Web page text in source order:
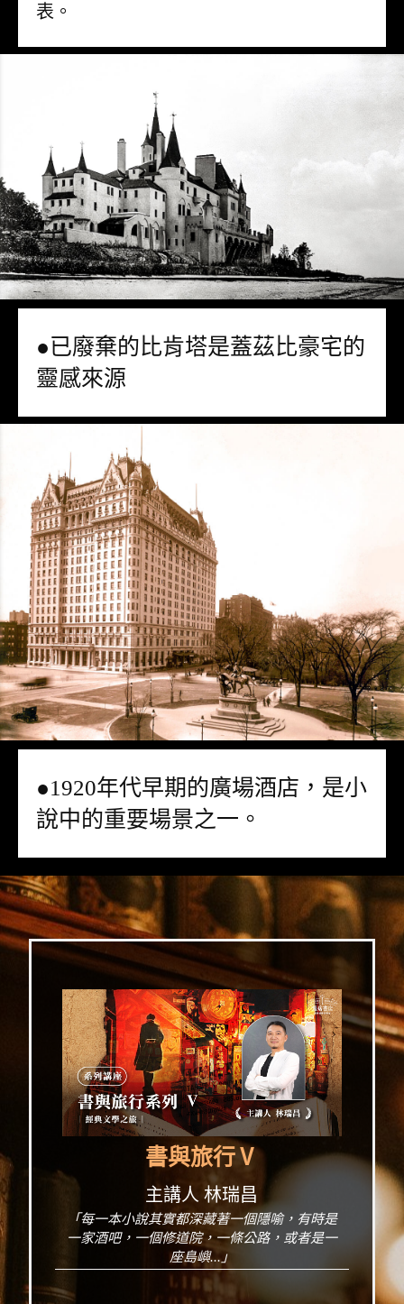
表。
●已廢棄的比肯塔是蓋茲比豪宅的
靈感來源
●1920年代早期的廣場酒店，是小
說中的重要場景之一。
書與旅行Ⅴ
主講人 林瑞昌
「每一本小說其實都深藏著一個隱喻，有時是
一家酒吧，一個修道院，一條公路，或者是一
座島嶼...」